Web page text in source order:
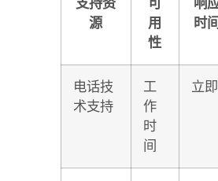
支持资
源
可
用
性
响
时间
电话技
术支持
工
作
时
间
立即